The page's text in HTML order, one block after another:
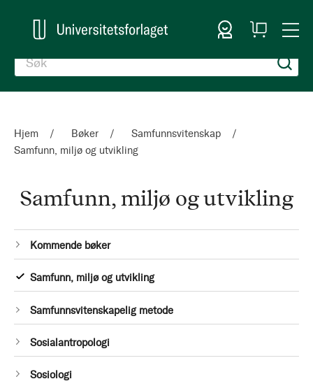
Logg inn
Handlekurv
Hjem Bøker
Samfunnsvitenskap
Samfunn, miljø og utvikling
Samfunn, miljø og utvikling
Kategorier
Kommende bøker
Samfunn, miljø og utvikling
Samfunnsvitenskapelig metode
Sosialantropologi
Sosiologi